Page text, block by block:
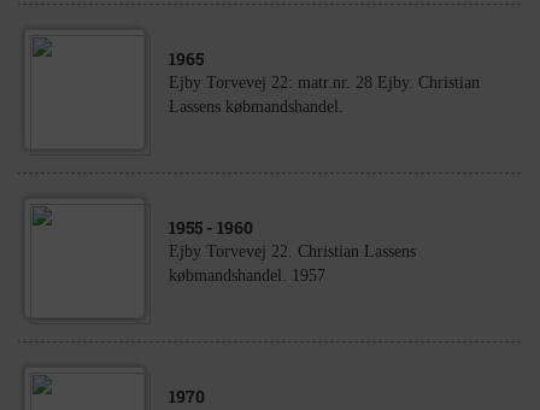
1965
Ejby Torvevej 22: matr.nr. 28 Ejby. Christian
Lassens købmandshandel.
1955 - 1960
Ejby Torvevej 22. Christian Lassens
købmandshandel. 1957
1970